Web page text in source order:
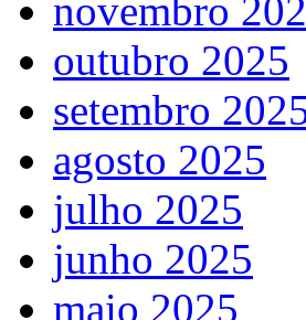
novembro
outubro 2025
setembro
agosto 2025
julho 2025
junho 2025
maio 2025